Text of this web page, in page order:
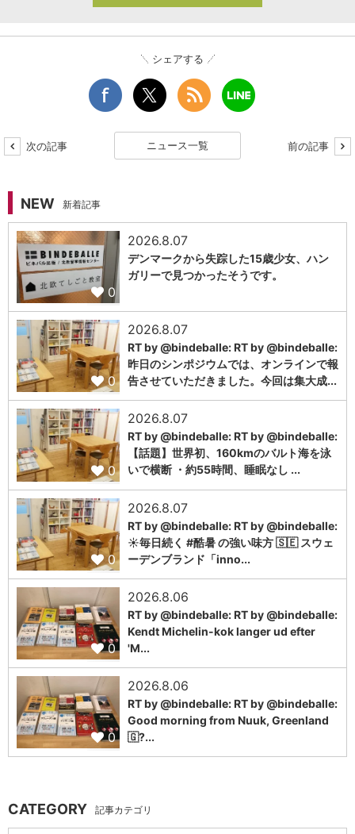
シェアする
次の記事 ニュース一覧 前の記事
NEW 新着記事
0
2026.8.07
デンマークから失踪した15歳少女、ハン
ガリーで見つかったそうです。
0
2026.8.07
RT by @bindeballe: RT by @bindeballe:
昨日のシンポジウムでは、オンラインで報
告させていただきました。今回は集大成...
0
2026.8.07
RT by @bindeballe: RT by @bindeballe:
【話題】世界初、160kmのバルト海を泳
いで横断 ・約55時間、睡眠なし ...
0
2026.8.07
RT by @bindeballe: RT by @bindeballe:
☀️毎日続く #酷暑 の強い味方 🇸🇪 スウェ
ーデンブランド「inno...
0
2026.8.06
RT by @bindeballe: RT by @bindeballe:
Kendt Michelin-kok langer ud efter
'M...
0
2026.8.06
RT by @bindeballe: RT by @bindeballe:
Good morning from Nuuk, Greenland
🇬?...
CATEGORY 記事カテゴリ